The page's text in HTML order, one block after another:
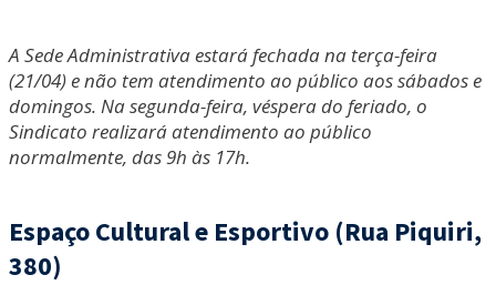
A Sede Administrativa estará fechada na terça-feira
(21/04) e não tem atendimento ao público aos sábados e
domingos. Na segunda-feira, véspera do feriado, o
Sindicato realizará atendimento ao público
normalmente, das 9h às 17h.
Espaço Cultural e Esportivo (Rua Piquiri,
380)